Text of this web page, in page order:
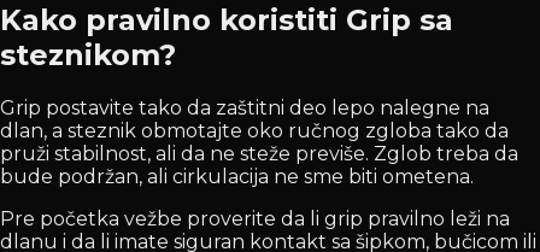
Kako pravilno koristiti Grip sa
steznikom?
Grip postavite tako da zaštitni deo lepo nalegne na
dlan, a steznik obmotajte oko ručnog zgloba tako da
pruži stabilnost, ali da ne steže previše. Zglob treba da
bude podržan, ali cirkulacija ne sme biti ometena.
Pre početka vežbe proverite da li grip pravilno leži na
dlanu i da li imate siguran kontakt sa šipkom, bučicom ili